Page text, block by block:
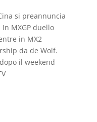
si preannuncia
MXGP duello
in MX2
da de Wolf.
il weekend